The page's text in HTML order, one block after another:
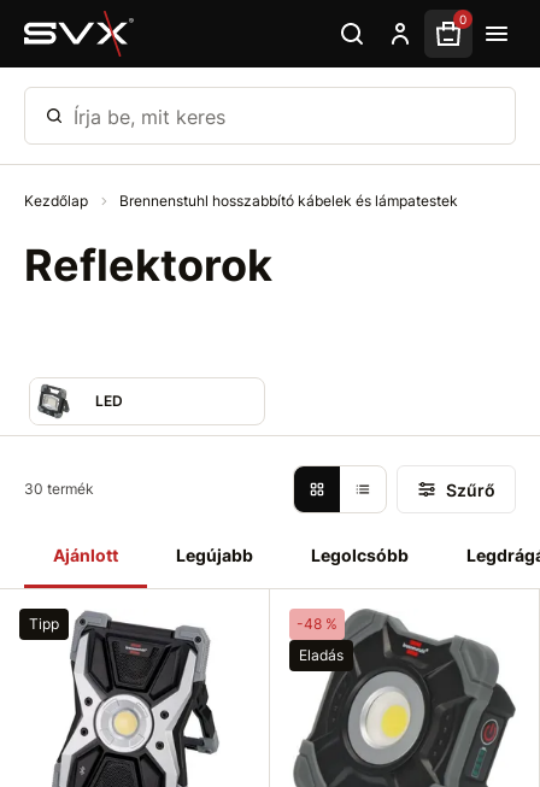
Ugrás az oldal fő részéhez 0
Írja be, mit keres
Kezdőlap Brennenstuhl hosszabbító kábelek és lámpatestek
Reflektorok
LED
Ajánlott Legújabb Legolcsóbb
30 termék Szűrő
Tipp
-48 %
Eladás